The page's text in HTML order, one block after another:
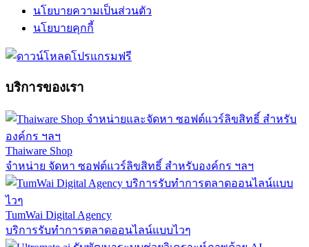
นโยบายความเป็นส่วนตัว
นโยบายคุกกี้
บริการของเรา
Thaiware Shop
จำหน่าย จัดหา ซอฟต์แวร์ลิขสิทธิ์ สำหรับองค์กร ฯลฯ
TumWai Digital Agency
บริการรับทำการตลาดออนไลน์แบบไวๆ